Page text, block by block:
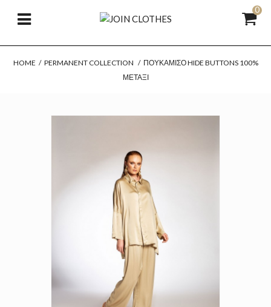
0
HOME / PERMANENT COLLECTION / ΠΟΥΚΆΜΙΣΟ HIDE BUTTONS 100%
ΜΕΤΆΞΙ